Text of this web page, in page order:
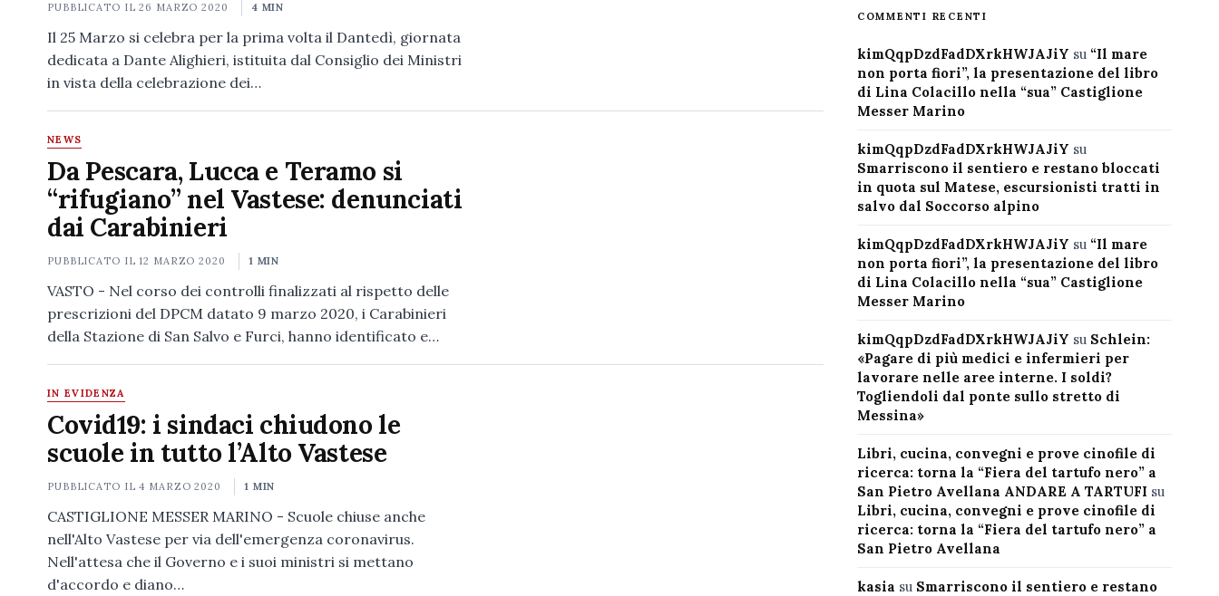
PUBBLICATO IL26 MARZO 2020 4 MIN
Il 25 Marzo si celebra per la prima volta il Dantedì, giornata
dedicata a Dante Alighieri, istituita dal Consiglio dei Ministri
in vista della celebrazione dei…
NEWS
Da Pescara, Lucca e Teramo si
“rifugiano” nel Vastese: denunciati
dai Carabinieri
PUBBLICATO IL12 MARZO 2020 1 MIN
VASTO - Nel corso dei controlli finalizzati al rispetto delle
prescrizioni del DPCM datato 9 marzo 2020, i Carabinieri
della Stazione di San Salvo e Furci, hanno identificato e…
IN EVIDENZA
Covid19: i sindaci chiudono le
scuole in tutto l’Alto Vastese
PUBBLICATO IL4 MARZO 2020 1 MIN
CASTIGLIONE MESSER MARINO - Scuole chiuse anche
nell'Alto Vastese per via dell'emergenza coronavirus.
Nell'attesa che il Governo e i suoi ministri si mettano
d'accordo e diano…
COMMENTI RECENTI
kimQqpDzdFadDXrkHWJAJiY su “Il mare
non porta fiori”, la presentazione del libro
di Lina Colacillo nella “sua” Castiglione
Messer Marino
kimQqpDzdFadDXrkHWJAJiY su
Smarriscono il sentiero e restano bloccati
in quota sul Matese, escursionisti tratti in
salvo dal Soccorso alpino
kimQqpDzdFadDXrkHWJAJiY su “Il mare
non porta fiori”, la presentazione del libro
di Lina Colacillo nella “sua” Castiglione
Messer Marino
kimQqpDzdFadDXrkHWJAJiY su Schlein:
«Pagare di più medici e infermieri per
lavorare nelle aree interne. I soldi?
Togliendoli dal ponte sullo stretto di
Messina»
Libri, cucina, convegni e prove cinofile di
ricerca: torna la “Fiera del tartufo nero” a
San Pietro Avellana ANDARE A TARTUFI su
Libri, cucina, convegni e prove cinofile di
ricerca: torna la “Fiera del tartufo nero” a
San Pietro Avellana
kasia su Smarriscono il sentiero e restano